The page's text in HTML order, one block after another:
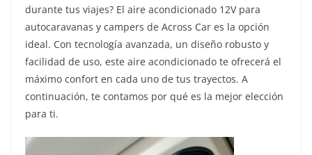
durante tus viajes? El aire acondicionado 12V para
autocaravanas y campers de Across Car es la opción
ideal. Con tecnología avanzada, un diseño robusto y
facilidad de uso, este aire acondicionado te ofrecerá el
máximo confort en cada uno de tus trayectos. A
continuación, te contamos por qué es la mejor elección
para ti.